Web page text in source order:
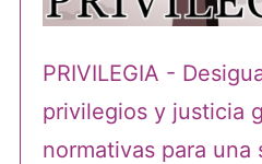
PRIVILEGIA -
privilegios y justicia
normativas para una